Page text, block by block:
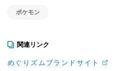
ポケモン
関連リンク
めぐりズムブランドサイト